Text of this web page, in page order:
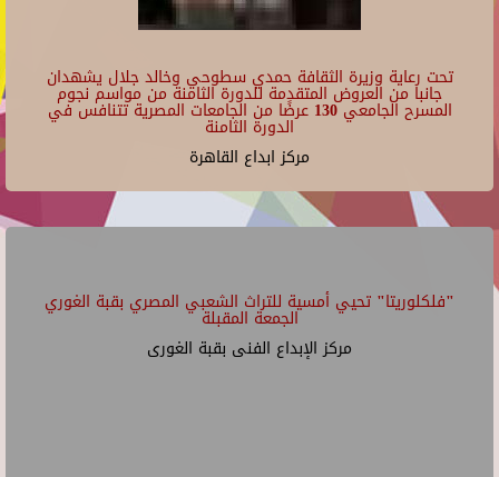
تحت رعاية وزيرة الثقافة حمدي سطوحي وخالد جلال يشهدان
جانبا من العروض المتقدمة للدورة الثامنة من مواسم نجوم
المسرح الجامعي 130 عرضًا من الجامعات المصرية تتنافس في
الدورة الثامنة
مركز ابداع القاهرة
"فلكلوريتا" تحيي أمسية للتراث الشعبي المصري بقبة الغوري
الجمعة المقبلة
مركز الإبداع الفنى بقبة الغورى